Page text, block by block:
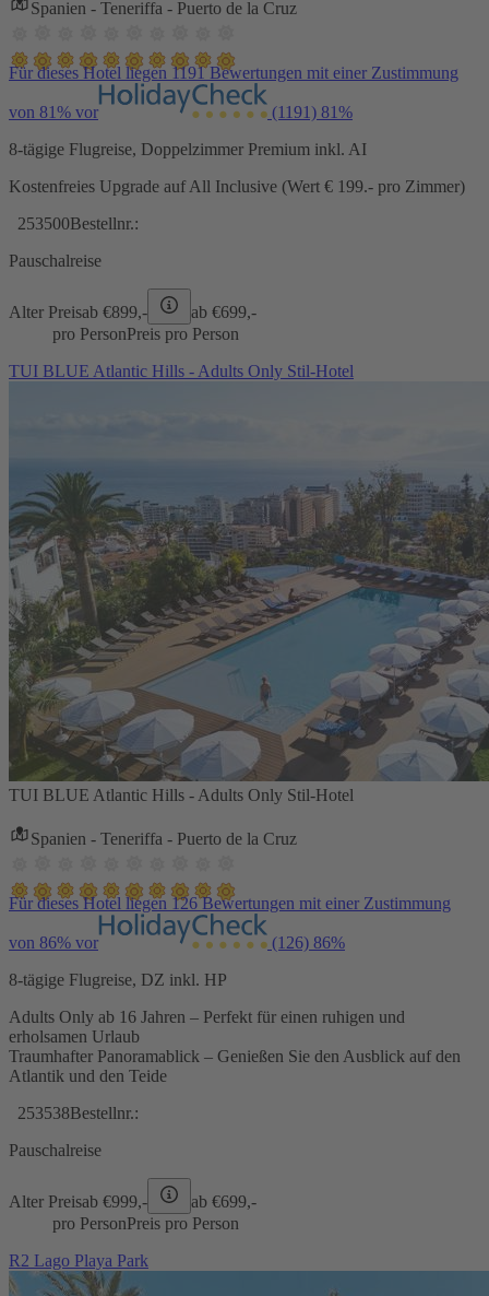
Spanien - Teneriffa - Puerto de la Cruz
Für dieses Hotel liegen 1191 Bewertungen mit einer Zustimmung
von 81% vor (1191) 81%
8-tägige Flugreise, Doppelzimmer Premium inkl. AI
Kostenfreies Upgrade auf All Inclusive (Wert € 199.- pro Zimmer)
253500Bestellnr.:
Pauschalreise
Alter Preisab €899,- ab €699,-
pro PersonPreis pro Person
TUI BLUE Atlantic Hills - Adults Only Stil-Hotel
TUI BLUE Atlantic Hills - Adults Only Stil-Hotel
Spanien - Teneriffa - Puerto de la Cruz
Für dieses Hotel liegen 126 Bewertungen mit einer Zustimmung
von 86% vor (126) 86%
8-tägige Flugreise, DZ inkl. HP
Adults Only ab 16 Jahren – Perfekt für einen ruhigen und
erholsamen Urlaub
Traumhafter Panoramablick – Genießen Sie den Ausblick auf den
Atlantik und den Teide
253538Bestellnr.:
Pauschalreise
Alter Preisab €999,- ab €699,-
pro PersonPreis pro Person
R2 Lago Playa Park